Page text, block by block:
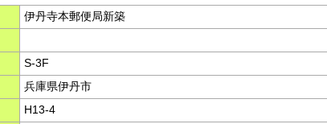
伊丹寺本郵便局新築
S-3F
兵庫県伊丹市
H13-4